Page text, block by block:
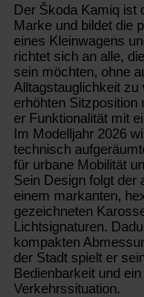
Der Škoda Kamiq ist
Marke und bildet die
eines Kleinwagens
richtet sich an alle,
sein möchten, ohne
Alltagstauglichkeit
erhöhten
er Funktionalität mit
Im Modelljahr 2026
technisch
für urbane Mobilität
Sein Design folgt der
einem markanten,
gezeichneten
Lichtsignaturen.
kompakten
der Stadt spielt er
Bedienbarkeit und
Verkehrssituation.